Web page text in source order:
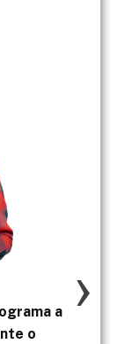
a
o
›